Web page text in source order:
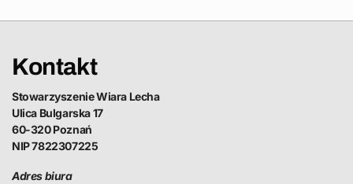
Kontakt
Stowarzyszenie Wiara Lecha
Ulica Bulgarska 17
60-320 Poznań
NIP 7822307225
Adres biura